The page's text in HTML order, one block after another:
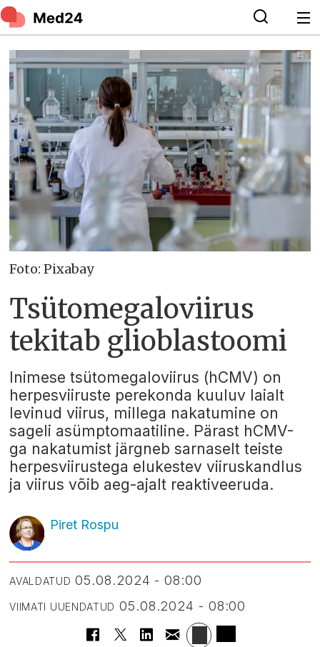
Foto: Pixabay
Tsütomegaloviirus
tekitab glioblastoomi
Inimese tsütomegaloviirus (hCMV) on
herpesviiruste perekonda kuuluv laialt
levinud viirus, millega nakatumine on
sageli asümptomaatiline. Pärast hCMV-
ga nakatumist järgneb sarnaselt teiste
herpesviirustega elukestev viiruskandlus
ja viirus võib aeg-ajalt reaktiveeruda.
Piret Rospu
AVALDATUD 05.08.2024 - 08:00
VIIMATI UUENDATUD 05.08.2024 - 08:00